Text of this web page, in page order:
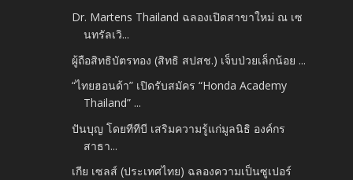
Dr. Martens Thailand ฉลองเปิดสาขาใหม่ ณ เซ
นทรัลเวิ...
ผู้ถือสิทธิบัตรทอง (สิทธิ สปสช.) เจ็บป่วยเล็กน้อย ...
“ไทยฮอนด้า” เปิดรับสมัคร “Honda Academy
Thailand” ...
ปันบุญ โดยทีทีบี เสริมความรู้แก่มูลนิธิ องค์กร
สาธา...
เกีย เซลส์ (ประเทศไทย) ฉลองความเป็นซูเปอร์